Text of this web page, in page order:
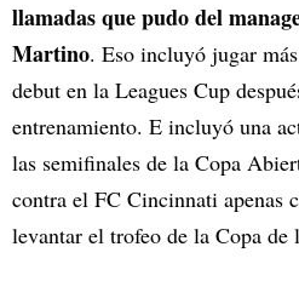
llamadas que pudo del
Martino. Eso incluyó jugar
debut en la Leagues Cup
entrenamiento. E incluyó una
las semifinales de la Copa
contra el FC Cincinnati apenas
levantar el trofeo de la Copa de